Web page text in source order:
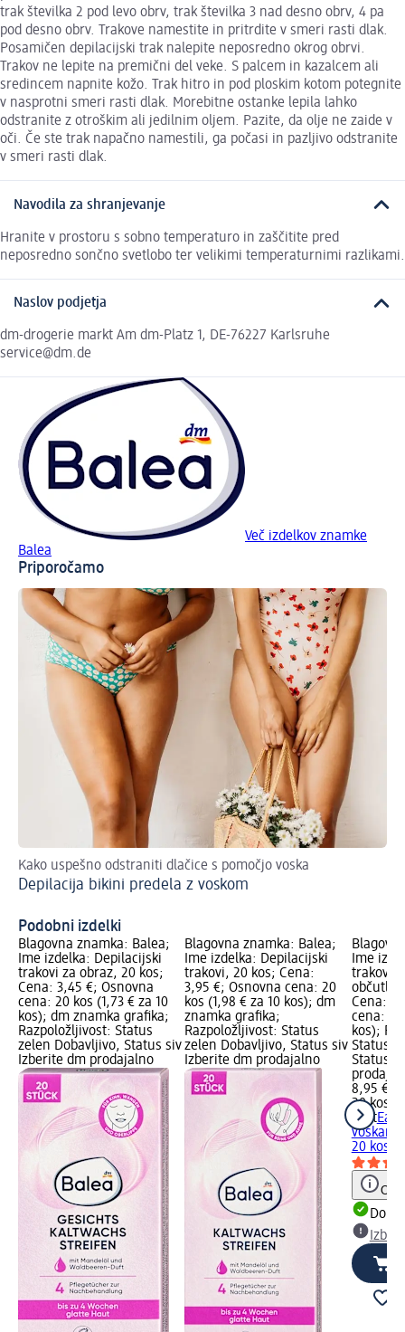
trak številka 2 pod levo obrv, trak številka 3 nad desno obrv, 4 pa
pod desno obrv. Trakove namestite in pritrdite v smeri rasti dlak.
Posamičen depilacijski trak nalepite neposredno okrog obrvi.
Trakov ne lepite na premični del veke. S palcem in kazalcem ali
sredincem napnite kožo. Trak hitro in pod ploskim kotom potegnite
v nasprotni smeri rasti dlak. Morebitne ostanke lepila lahko
odstranite z otroškim ali jedilnim oljem. Pazite, da olje ne zaide v
oči. Če ste trak napačno namestili, ga počasi in pazljivo odstranite
v smeri rasti dlak.
Navodila za shranjevanje
Hranite v prostoru s sobno temperaturo in zaščitite pred
neposredno sončno svetlobo ter velikimi temperaturnimi razlikami.
Naslov podjetja
dm-drogerie markt Am dm-Platz 1, DE-76227 Karlsruhe
service@dm.de
Več izdelkov znamke
Balea
Priporočamo
Kako uspešno odstraniti dlačice s pomočjo voska
Depilacija bikini predela z voskom
Podobni izdelki
Blagovna znamka: Balea;
Ime izdelka: Depilacijski
trakovi za obraz, 20 kos;
Cena: 3,45 €; Osnovna
cena: 20 kos (1,73 € za 10
kos); dm znamka grafika;
Razpoložljivost: Status
zelen Dobavljivo, Status siv
Izberite dm prodajalno
Blagovna znamka: Balea;
Ime izdelka: Depilacijski
trakovi, 20 kos; Cena:
3,95 €; Osnovna cena: 20
kos (1,98 € za 10 kos); dm
znamka grafika;
Razpoložljivost: Status
zelen Dobavljivo, Status siv
Izberite dm prodajalno
Ime
trakovi
Cena:
cena: 20
kos);
Status
Status
8,95 €
20 kos
Veet
20 kos